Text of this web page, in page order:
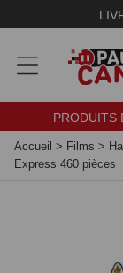
PRODUITS
Accueil > Films >
Express 460 pièces
Panneau de gestion